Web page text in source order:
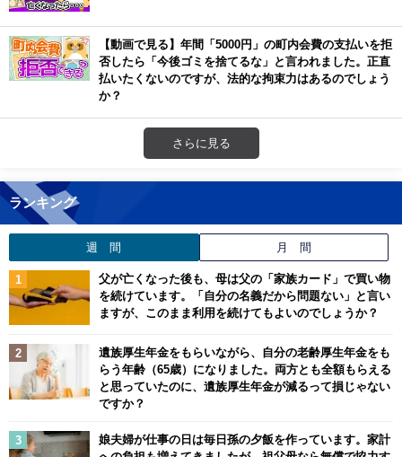
【動画で見る】年間「5000円」の町内会費の支払いを拒
否したら「今後ゴミを捨てるな」と言われました。正直
払いたくないのですが、法的な拘束力はあるのでしょう
か？
さらに見る
ランキング
週 間 月 間
父が亡くなった後も、母は父の「家族カード」で買い物
を続けています。「自分の名義だから問題ない」と言い
ますが、このまま利用を続けてもよいのでしょうか？
遺族厚生年金をもらいながら、自分の老齢厚生年金をも
らう年齢（65歳）になりました。両方とも全額もらえる
と思っていたのに、遺族厚生年金が減るって損じゃない
ですか？
娘夫婦が仕事の日は毎日孫の夕飯を作っています。家計